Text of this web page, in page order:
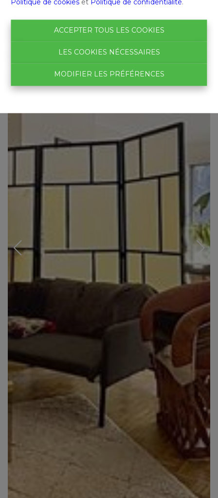
Politique de cookies et Politique de confidentialité.
ACCEPTER TOUS LES COOKIES
LES COOKIES NÉCESSAIRES
MODIFIER LES PRÉFÉRENCES